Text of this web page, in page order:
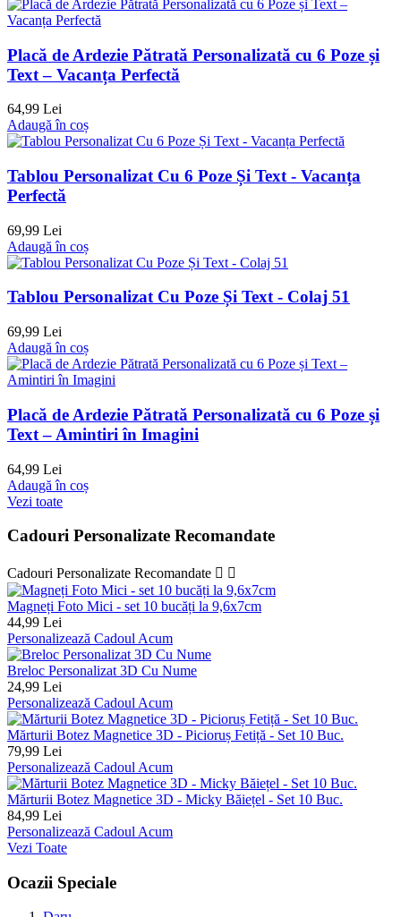
Placă de Ardezie Pătrată Personalizată cu 6 Poze și
Text – Vacanța Perfectă
64,99 Lei
Adaugă în coș
Tablou Personalizat Cu 6 Poze Și Text - Vacanța
Perfectă
69,99 Lei
Adaugă în coș
Tablou Personalizat Cu Poze Și Text - Colaj 51
69,99 Lei
Adaugă în coș
Placă de Ardezie Pătrată Personalizată cu 6 Poze și
Text – Amintiri în Imagini
64,99 Lei
Adaugă în coș
Vezi toate
Cadouri Personalizate Recomandate
Cadouri Personalizate Recomandate  
Magneți Foto Mici - set 10 bucăți la 9,6x7cm
44,99 Lei
Personalizează Cadoul Acum
Breloc Personalizat 3D Cu Nume
24,99 Lei
Personalizează Cadoul Acum
Mărturii Botez Magnetice 3D - Picioruș Fetiță - Set 10 Buc.
79,99 Lei
Personalizează Cadoul Acum
Mărturii Botez Magnetice 3D - Micky Băiețel - Set 10 Buc.
84,99 Lei
Personalizează Cadoul Acum
Vezi Toate
Ocazii Speciale